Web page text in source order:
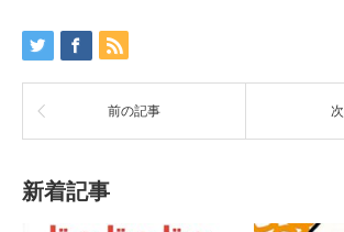
前の記事
新着記事